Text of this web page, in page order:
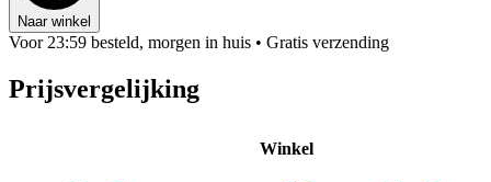
Naar winkel
Voor 23:59 besteld, morgen in huis • Gratis verzending
Prijsvergelijking
Winkel